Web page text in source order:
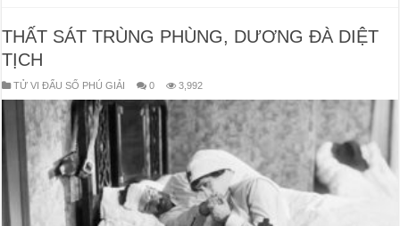
THẤT SÁT TRÙNG PHÙNG, DƯƠNG ĐÀ DIỆT
TỊCH
TỬ VI ĐẨU SỐ PHÚ GIẢI 0 3,992